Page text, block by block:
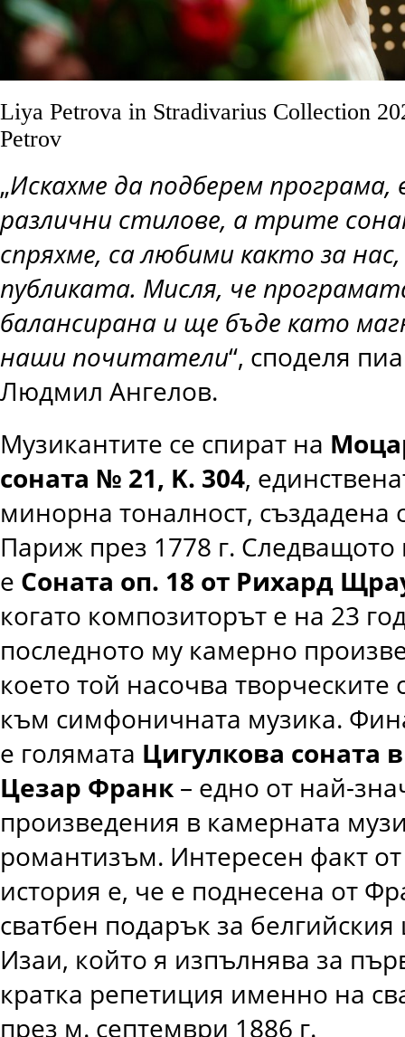
Liya Petrova in Stradivarius Collection
Petrov
„Искахме да подберем
различни стилове, а трите
спряхме, са любими както за
публиката. Мисля, че
балансирана и ще бъде като
наши почитатели“, споделя
Людмил Ангелов.
Музикантите се спират на
соната № 21, K. 304,
минорна тоналност, създадена
Париж през 1778 г.
е Соната оп. 18 от Рихард
когато композиторът е на 23
последното му камерно
което той насочва творческите
към симфоничната музика.
е голямата Цигулкова соната
Цезар Франк – едно от най-
произведения в камерната
романтизъм. Интересен факт
история е, че е поднесена от
сватбен подарък за
Изаи, който я изпълнява за
кратка репетиция именно на
през м. септември 1886 г.